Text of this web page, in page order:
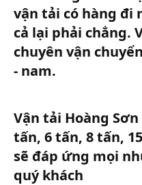
r
vận tải có hàng đi
cả lại phải chẳng.
chuyên vận
- nam.​
Vận tải Hoàng
tấn, 6 tấn, 8 tấn,
sẽ đáp ứng mọi
quý khách​